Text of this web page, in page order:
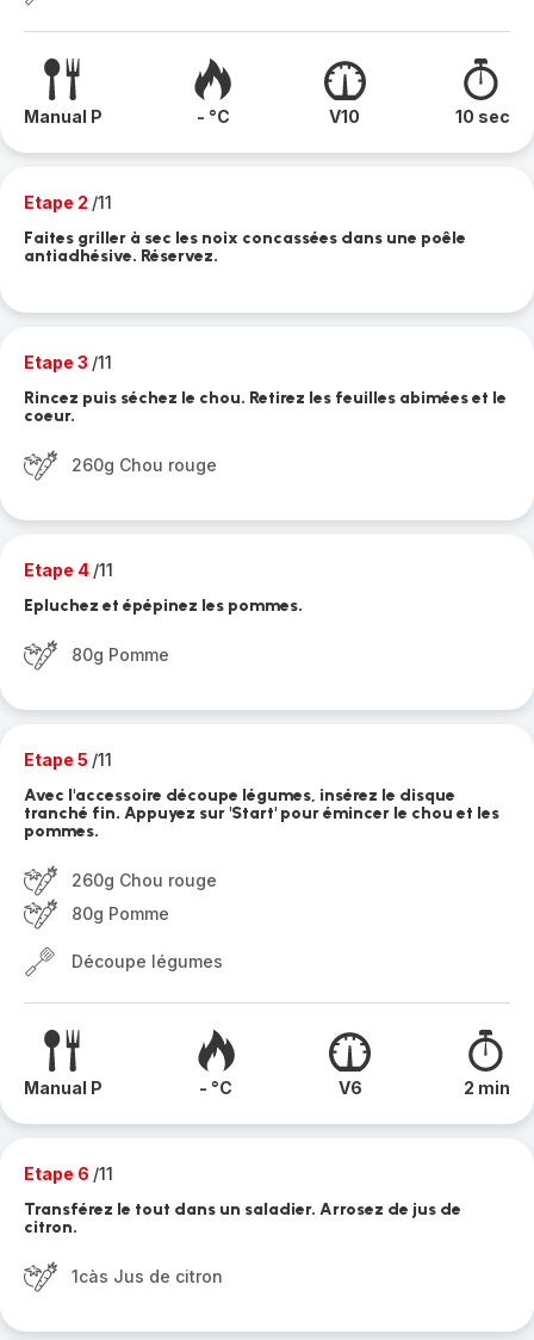
Manual P - °C V10 10 sec
Etape 2 /11
Faites griller à sec les noix concassées dans une poêle
antiadhésive. Réservez.
Etape 3 /11
Rincez puis séchez le chou. Retirez les feuilles abimées et le
coeur.
260g Chou rouge
Etape 4 /11
Epluchez et épépinez les pommes.
80g Pomme
Etape 5 /11
Avec l'accessoire découpe légumes, insérez le disque
tranché fin. Appuyez sur 'Start' pour émincer le chou et les
pommes.
260g Chou rouge
80g Pomme
Découpe légumes
Manual P - °C V6 2 min
Etape 6 /11
Transférez le tout dans un saladier. Arrosez de jus de
citron.
1càs Jus de citron